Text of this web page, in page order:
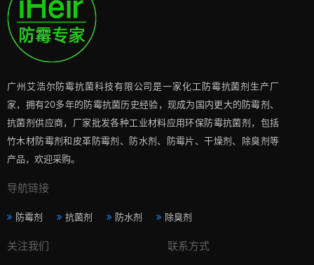
广州艾浩尔防霉抗菌科技有限公司是一家化工防霉抗菌剂生产厂
家，拥有20多年的防霉抗菌历史经验，现成为国内更大的防霉剂、
抗菌剂供应商，厂家批发各种工业材料应用环保防霉抗菌剂，包括
竹木材防霉剂和皮革防霉剂、防水剂、防霉片、干燥剂、除臭剂等
产品，欢迎采购。
导航链接
防霉剂 抗菌剂 防水剂 除臭剂
关注我们 联系方式